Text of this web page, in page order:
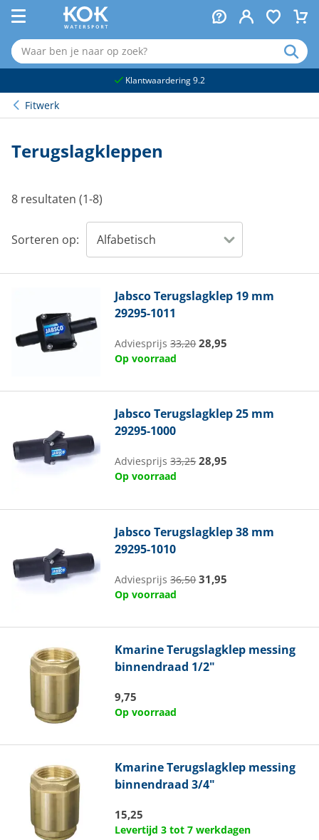
Klantwaardering 9.2
Fitwerk
Terugslagkleppen
8 resultaten (1-8)
Sorteren op:
JabscoTerugslagklep 19 mm
29295-1011
Adviesprijs33,20 28,95
Op voorraad
JabscoTerugslagklep 25 mm
29295-1000
Adviesprijs33,25 28,95
Op voorraad
JabscoTerugslagklep 38 mm
29295-1010
Adviesprijs36,50 31,95
Op voorraad
KmarineTerugslagklep messing
binnendraad 1/2"
9,75
Op voorraad
KmarineTerugslagklep messing
binnendraad 3/4"
15,25
Levertijd 3 tot 7 werkdagen